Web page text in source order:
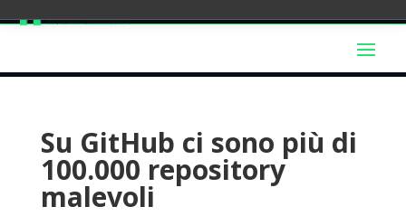
Su GitHub ci sono più di
100.000 repository
malevoli